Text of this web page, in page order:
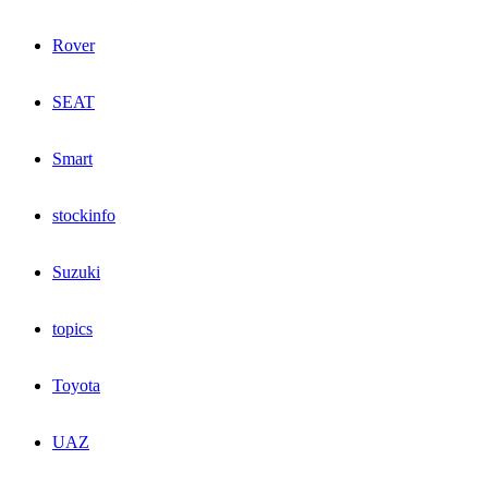
Rover
SEAT
Smart
stockinfo
Suzuki
topics
Toyota
UAZ